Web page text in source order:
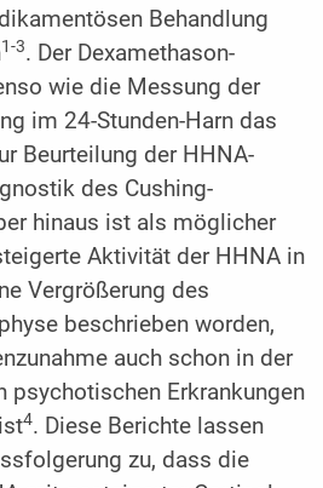
Behandlung
1-3. Der Dexamethason-
wie die Messung der
im 24-Stunden-Harn das
Beurteilung der HHNA-
des Cushing-
hinaus ist als möglicher
Aktivität der HHNA in
Vergrößerung des
beschrieben worden,
auch schon in der
psychotischen Erkrankungen
4. Diese Berichte lassen
zu, dass die